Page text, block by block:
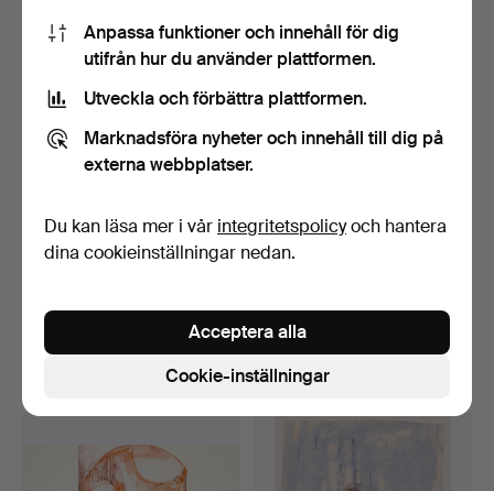
Banyoles-sjön.
10 bud
II”.
Klubbades 18 jul 2019
6 bud
231 USD
Anpassa funktioner och innehåll för dig
utifrån hur du använder plattformen.
Utveckla och förbättra plattformen.
Marknadsföra nyheter och innehåll till dig på
externa webbplatser.
Du kan läsa mer i vår integritetspolicyoch hantera
dina cookieinställningar nedan.
Cookie-inställningar
Acceptera alla